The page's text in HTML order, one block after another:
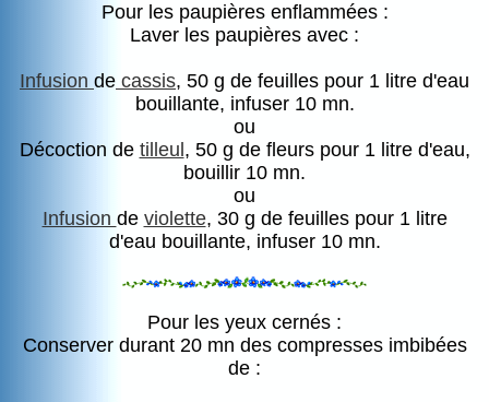
Pour les paupières enflammées :
Laver les paupières avec :
Infusion de cassis, 50 g de feuilles pour 1 litre d'eau
bouillante, infuser 10 mn.
ou
Décoction de tilleul , 50 g de fleurs pour 1 litre d'eau,
bouillir 10 mn.
ou
Infusion de violette, 30 g de feuilles pour 1 litre
d'eau bouillante, infuser 10 mn.
Pour les yeux cernés :
Conserver durant 20 mn des compresses imbibées
de :